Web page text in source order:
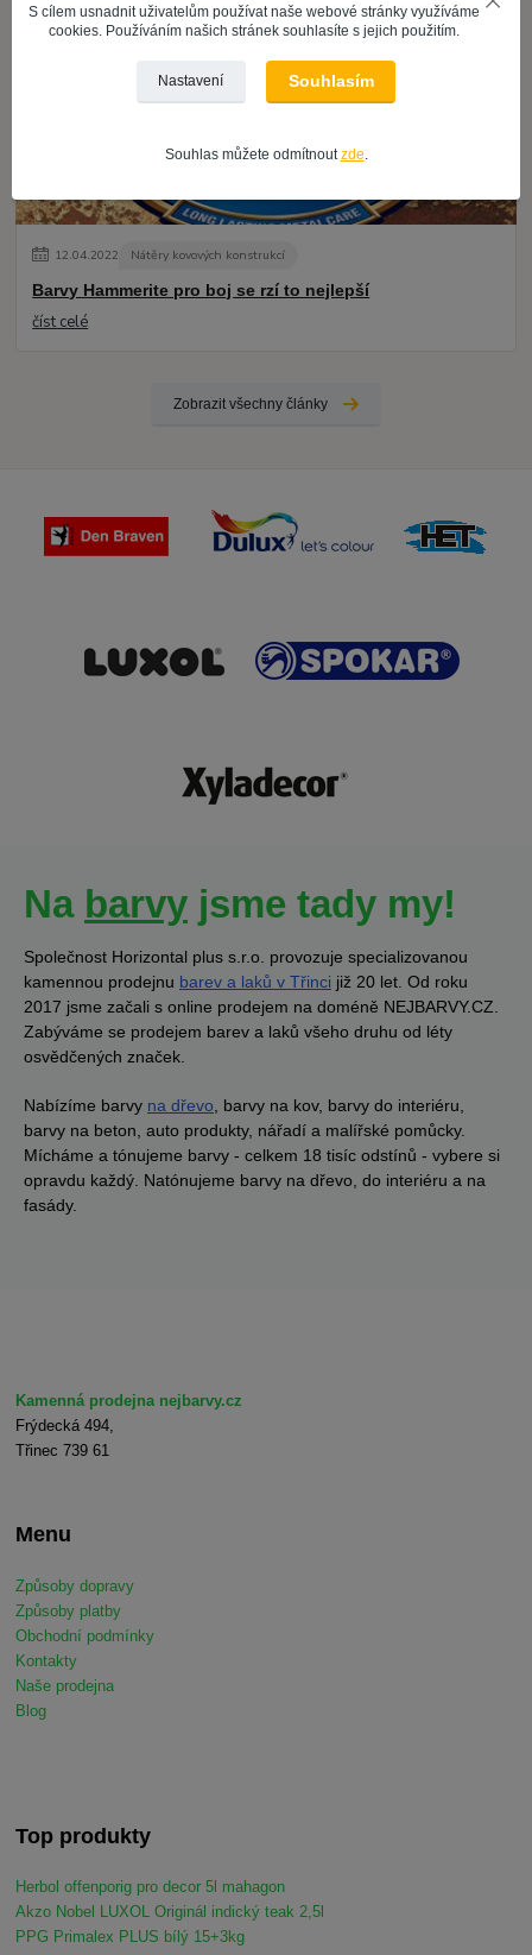
12.04.2022 Nátěry kovových konstrukcí
Barvy Hammerite pro boj se rzí to nejlepší
číst celé
Zobrazit všechny články
Na barvy jsme tady my!
Společnost Horizontal plus s.r.o. provozuje specializovanou
kamennou prodejnu barev a laků v Třinci již 20 let. Od roku
2017 jsme začali s online prodejem na doméně NEJBARVY.CZ.
Zabýváme se prodejem barev a laků všeho druhu od léty
osvědčených značek.
Nabízíme barvy na dřevo , barvy na kov, barvy do interiéru,
barvy na beton, auto produkty, nářadí a malířské pomůcky.
Mícháme a tónujeme barvy - celkem 18 tisíc odstínů - vybere si
opravdu každý. Natónujeme barvy na dřevo, do interiéru a na
fasády.
Kamenná prodejna nejbarvy.cz
Frýdecká 494,
Třinec 739 61
Menu
Způsoby dopravy
Způsoby platby
Obchodní podmínky
Kontakty
Naše prodejna
Blog
Top produkty
Herbol offenporig pro decor 5l mahagon
Akzo Nobel LUXOL Originál indický teak 2,5l
PPG Primalex PLUS bílý 15+3kg
S cílem usnadnit uživatelům používat naše webové stránky využíváme
cookies. Používáním našich stránek souhlasíte s jejich použitím.
Nastavení Souhlasím
Souhlas můžete odmítnout zde